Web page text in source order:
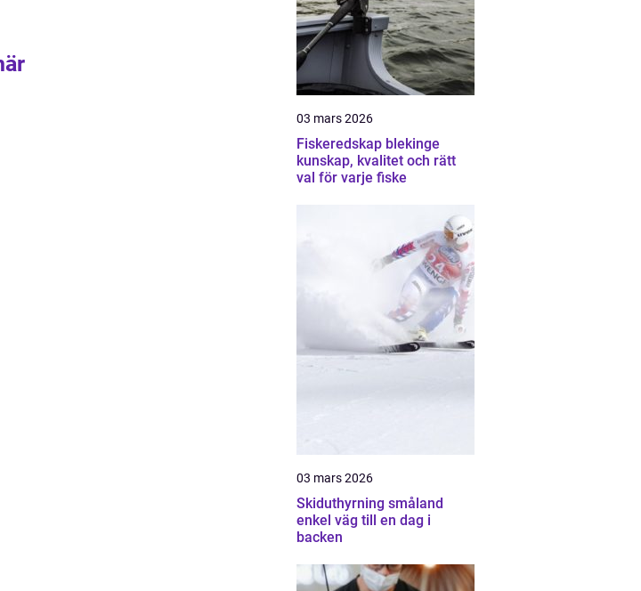
03 mars 2026
Fiskeredskap blekinge
kunskap, kvalitet och rätt
val för varje fiske
03 mars 2026
Skiduthyrning småland
enkel väg till en dag i
backen